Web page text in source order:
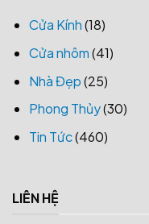
Cửa Kính(18)
Cửa nhôm(41)
Nhà Đẹp(25)
Phong Thủy(30)
Tin Tức(460)
LIÊN HỆ